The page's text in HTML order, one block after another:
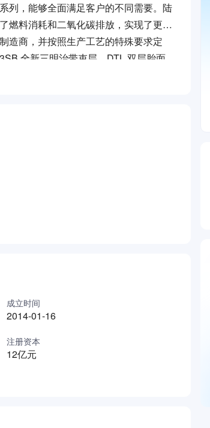
列，能够全面满足客户的不同需要。陆
燃料消耗和二氧化碳排放，实现了更低
造商，并按照生产工艺的特殊要求定
全新三明治带束层、DTL 双层胎面
先进性、适用性、实用性，质量达到美
输业的高效安全运行而不懈奋斗!
人，具备年产200万套高性能全钢子
开拓国内外市场，为满足公司不断快
成立时间
2014-01-16
注册资本
12亿元